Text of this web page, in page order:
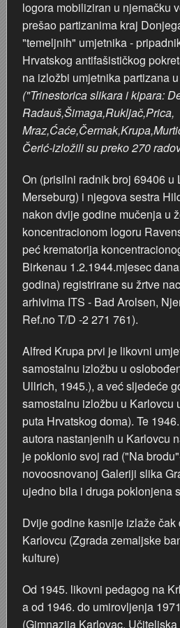
Stoljetna poplava 1939.
Tvornica potkivačkih
Boksački klub Velebit
Bijelo dugme
Banija - poplava 4. 12.
Autobusna stanica na
AMD Zanatlija
Adamo klub
8. slet Bratstva i
Lovni i ribolovni turizam
Štamparija Ognjen
Zima 1967. godine
Zagreb - Karlovac 1:1
Vukmanić 1975. godine
VAGA
Trgovina Merkur
Stari nogometni stadion
Mala scena 1987. - Le
Mala scena Hrvatskog
Marina Perazić, Davor
Maturanti Gimnazije
NULA
Nepokoreni grad -
Novogodišnje čestitke
PUNK
Pothodnik
Ramo
Razglednice Karlovca
Tehnička škola
Čoki
Štafeta mladosti 1988.
Željeznički most preko
Zavjet Petra Grgeca -
Škola plivanja Patkica
Mimohod 23. kolovoza
Ekonomska škola -
Dubravko Halovanić -
Crkva Sv. Doroteje -
Frizerski salon Gerber
Gimnazijska i
INKASATOR
Karlovački fotograf
Krešimir Botković -
Krešimir Perušić -
KUD REČICA
Mery Berti - karlovačka
Nikola Perić - kroničar
Obitelj Balaš
Obitelj Hauptfeld
logora mobiliziran u njemačku
prešao partizanima kraj
"temeljnih" umjetnika -
Hrvatskog antifašističkog
na izložbi umjetnika partizana
("Trinestorica slikara i kipara:
Radauš,Šimaga,Rukljač,Prica,
Čerić-izložili su preko 270
On (prisilni radnik broj 69406 u
Merseburg) i njegova sestra
nakon dvije godine mučenja u
koncentracionom logoru
peć krematorija
Birkenau 1.2.1944.mjesec
godina) registrirane su žrtve
arhivima ITS - Bad Arolsen,
Ref.no T/D -2 271 761).
Alfred Krupa prvi je likovni
samostalnu izložbu u
Ullrich, 1945.), a već sljedeće
samostalnu izložbu u Karlovcu
puta Hrvatskog doma). Te
autora nastanjenih u Karlovcu
je poklonio svoj rad ("Na
novoosnovanoj Galeriji slika
ujedno bila i druga poklonjena
Dvije godine kasnije izlaže čak
Karlovcu (Zgrada zemaljske
kulture)
Od 1945. likovni pedagog na
a od 1946. do umirovljenja
(Gimnazija Karlovac, Učiteljska